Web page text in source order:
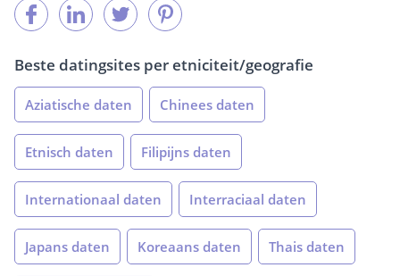
Beste datingsites per etniciteit/geografie
Aziatische daten Chinees daten
Etnisch daten Filipijns daten
Internationaal daten Interraciaal daten
Japans daten Koreaans daten Thais daten